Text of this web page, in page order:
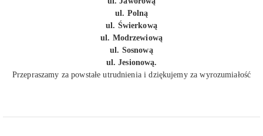
ul. Polną
ul. Świerkową
ul. Modrzewiową
ul. Sosnową
ul. Jesionową.
Przepraszamy za powstałe utrudnienia i dziękujemy za wyrozumiałość